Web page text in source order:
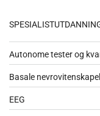
Autonome tester og
Basale
EEG